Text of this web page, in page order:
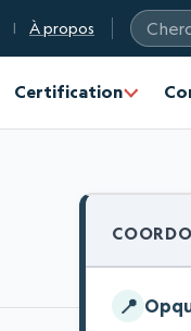
À propos
Certification